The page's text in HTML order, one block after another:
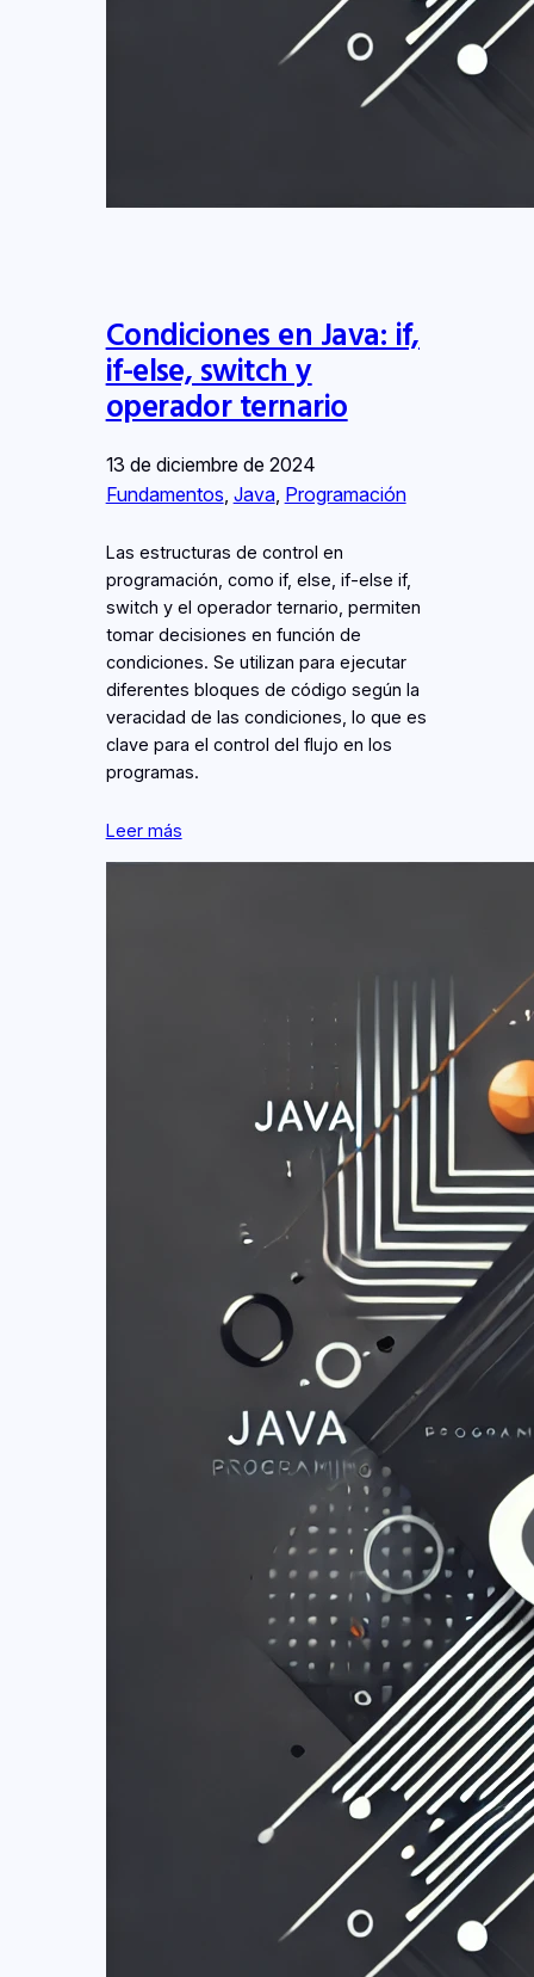
Condiciones en Java: if,
if-else, switch y
operador ternario
13 de diciembre de 2024
Fundamentos Java, Programación
Las estructuras de control en
programación, como if, else, if-else if,
switch y el operador ternario, permiten
tomar decisiones en función de
condiciones. Se utilizan para ejecutar
diferentes bloques de código según la
veracidad de las condiciones, lo que es
clave para el control del flujo en los
programas.
Leer más